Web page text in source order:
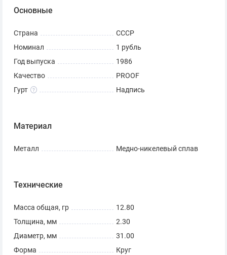
Основные
Страна
СССР
Номинал
1 рубль
Год выпуска
1986
Качество
PROOF
Гурт
Надпись
Материал
Металл Медно-никелевый сплав
Технические
Масса общая, гр
12.80
Толщина, мм
2.30
Диаметр, мм
31.00
Форма
Круг